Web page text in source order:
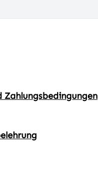
Zahlungsbedingungen